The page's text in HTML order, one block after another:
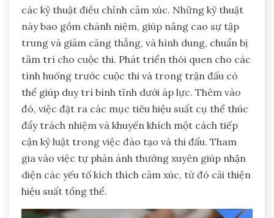
các kỹ thuật điều chỉnh cảm xúc. Những kỹ thuật
này bao gồm chánh niệm, giúp nâng cao sự tập
trung và giảm căng thẳng, và hình dung, chuẩn bị
tâm trí cho cuộc thi. Phát triển thói quen cho các
tình huống trước cuộc thi và trong trận đấu có
thể giúp duy trì bình tĩnh dưới áp lực. Thêm vào
đó, việc đặt ra các mục tiêu hiệu suất cụ thể thúc
đẩy trách nhiệm và khuyến khích một cách tiếp
cận kỷ luật trong việc đào tạo và thi đấu. Tham
gia vào việc tự phản ánh thường xuyên giúp nhận
diện các yếu tố kích thích cảm xúc, từ đó cải thiện
hiệu suất tổng thể.